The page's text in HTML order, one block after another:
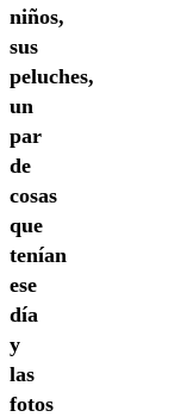
niños,
sus
peluches,
un
par
de
cosas
que
tenían
ese
día
y
las
fotos